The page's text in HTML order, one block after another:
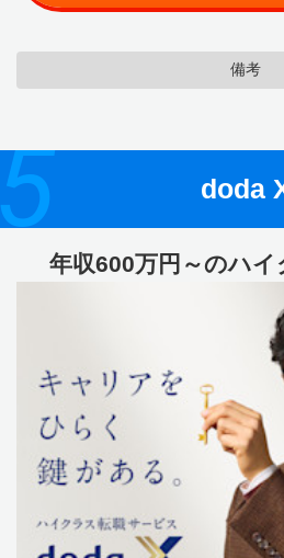
備考
doda
年収600万円～のハイ